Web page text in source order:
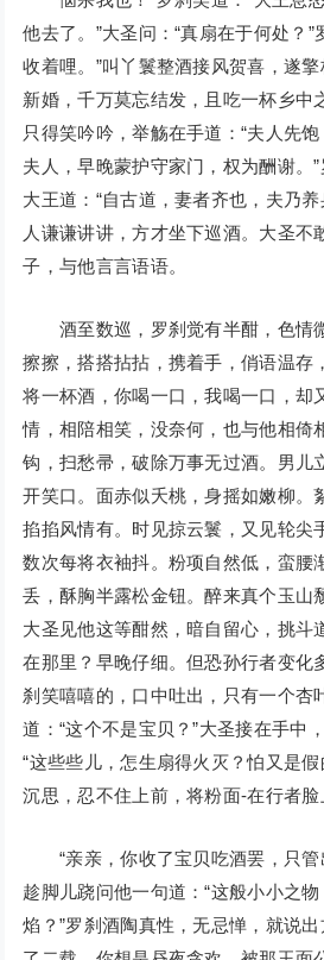
他去了。”大圣问：“真扇在于何处？”
收着哩。”叫丫鬟整酒接风贺喜，遂
新婚，千万莫忘结发，且吃一杯乡中
只得笑吟吟，举觞在手道：“夫人先
夫人，早晚蒙护守家门，权为酬谢。
大王道：“自古道，妻者齐也，夫乃
人谦谦讲讲，方才坐下巡酒。大圣不
子，与他言言语语。
酒至数巡，罗刹觉有半酣，色情
擦擦，搭搭拈拈，携着手，俏语温存
将一杯酒，你喝一口，我喝一口，却
情，相陪相笑，没奈何，也与他相倚
钩，扫愁帚，破除万事无过酒。男儿
开笑口。面赤似夭桃，身摇如嫩柳。
掐掐风情有。时见掠云鬟，又见轮尖
数次每将衣袖抖。粉项自然低，蛮腰
丢，酥胸半露松金钮。醉来真个玉山
大圣见他这等酣然，暗自留心，挑斗
在那里？早晚仔细。但恐孙行者变化
刹笑嘻嘻的，口中吐出，只有一个杏
道：“这个不是宝贝？”大圣接在手中
“这些些儿，怎生扇得火灭？怕又是
沉思，忍不住上前，将粉面-在行者脸
“亲亲，你收了宝贝吃酒罢，只管
趁脚儿跷问他一句道：“这般小小之
焰？”罗刹酒陶真性，无忌惮，就说出